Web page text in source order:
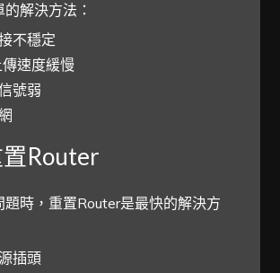
解決方法：
不穩定
速度緩慢
號弱
Router
題時，重置Router是最快的解決方
插頭